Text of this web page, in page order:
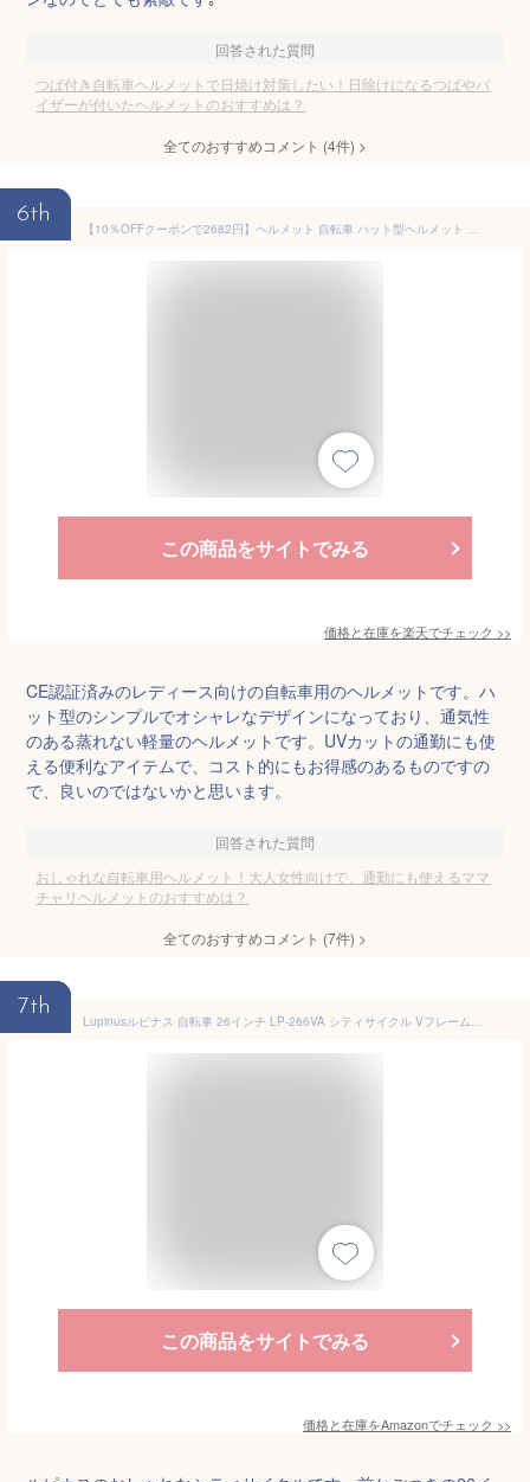
回答された質問
つば付き自転車ヘルメットで日焼け対策したい！日除けになるつばやバ
イザーが付いたヘルメットのおすすめは？
全てのおすすめコメント (4件) >
6th
【10％OFFクーポンで2682円】ヘルメット 自転車 ハット型ヘルメット レディース 女性 おしゃれ UPF50+ UVカット 日焼け止め 通気性 蒸れない 帽子型ヘルメット ハット型 防災ヘルメット 自転車ヘルメット 軽量 簡易 かわいい ロードバイク サイクル 高校生 通勤 通学
この商品をサイトでみる
価格と在庫を楽天でチェック >>
CE認証済みのレディース向けの自転車用のヘルメットです。ハ
ット型のシンプルでオシャレなデザインになっており、通気性
のある蒸れない軽量のヘルメットです。UVカットの通勤にも使
える便利なアイテムで、コスト的にもお得感のあるものですの
で、良いのではないかと思います。
回答された質問
おしゃれな自転車用ヘルメット！大人女性向けで、通勤にも使えるママ
チャリヘルメットのおすすめは？
全てのおすすめコメント (7件) >
7th
Lupinusルピナス 自転車 26インチ LP-266VA シティサイクル Vフレーム 籐風カゴ オートライト (パステルパープル)
この商品をサイトでみる
価格と在庫をAmazonでチェック >>